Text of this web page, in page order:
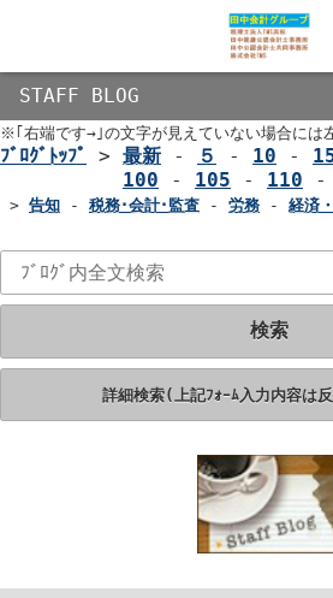
STAFF BLOG
※｢右端です→｣の文字が見えていない場合には
ﾌﾞﾛｸﾞﾄｯﾌﾟ > 最新 - ５ - 10 -
100 - 105 - 110 -
> 告知 - 税務･会計･監査 - 労務 - 経済
検索
詳細検索(上記ﾌｫｰﾑ入力内容は